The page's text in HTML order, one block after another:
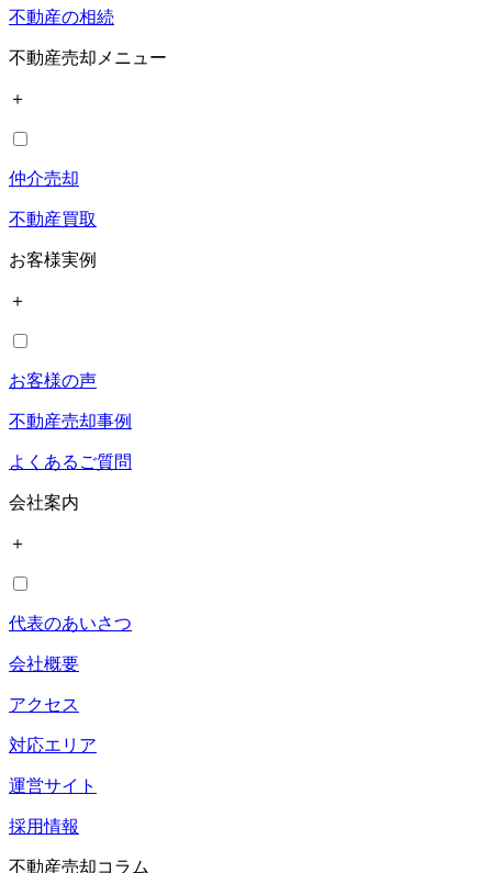
不動産の相続
不動産売却メニュー
＋
仲介売却
不動産買取
お客様実例
＋
お客様の声
不動産売却事例
よくあるご質問
会社案内
＋
代表のあいさつ
会社概要
アクセス
対応エリア
運営サイト
採用情報
不動産売却コラム